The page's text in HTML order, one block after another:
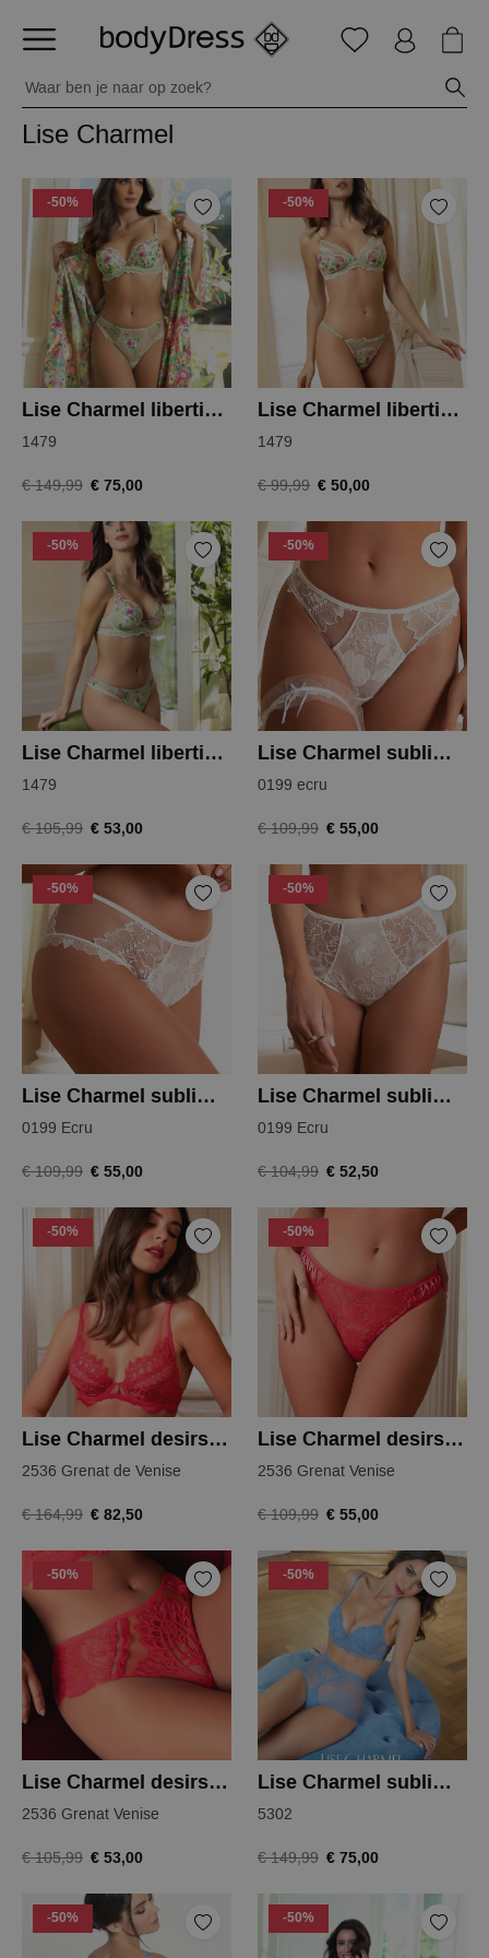
Lise Charmel
-50%
Lise Charmel libertine en fleurs bh
1479
€ 149,99 € 75,00
-50%
Lise Charmel libertine en fleurs string
1479
€ 99,99 € 50,00
-50%
Lise Charmel libertine en fleurs string
1479
€ 105,99 € 53,00
-50%
Lise Charmel sublime organza string
0199 ecru
€ 109,99 € 55,00
-50%
Lise Charmel sublime organza shorty
0199 Ecru
€ 109,99 € 55,00
-50%
Lise Charmel sublime organza tailleslip
0199 Ecru
€ 104,99 € 52,50
-50%
Lise Charmel desirs de venise bh
2536 Grenat de Venise
€ 164,99 € 82,50
-50%
Lise Charmel desirs de venise string
2536 Grenat Venise
€ 109,99 € 55,00
-50%
Lise Charmel desirs de venise slip
2536 Grenat Venise
€ 105,99 € 53,00
-50%
Lise Charmel sublime en dentelle bh
5302
€ 149,99 € 75,00
-50% -50%